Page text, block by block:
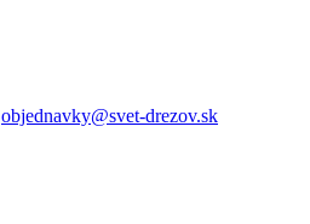
objednavky@svet-drezov.sk